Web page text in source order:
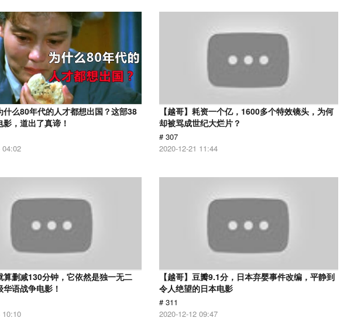
什么80年代的人才都想出国？这部38
，道出了真谛！
04:02
【越哥】耗资一个亿，1600多个特效镜头，为何
却被骂成世纪大烂片？
# 307
2020-12-21 11:44
算删减130分钟，它依然是独一无二
语战争电影！
10:10
【越哥】豆瓣9.1分，日本弃婴事件改编，平静到
令人绝望的日本电影
# 311
2020-12-12 09:47